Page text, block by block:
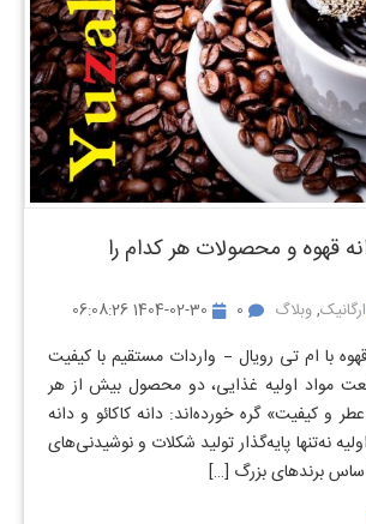
قهوه و محصولات هر کدام را
ارگانیک,وبلاگ
قهوه با ام تی رویال – واردات مستقیم با کیفیت
مواد اولیه غذایی، دو محصول بیش از هر
و کیفیت» گره خورده‌اند: دانه کاکائو و دانه
نه‌تنها پایه‌گذار تولید شکلات و نوشیدنی‌های
برندهای بزرگ […]